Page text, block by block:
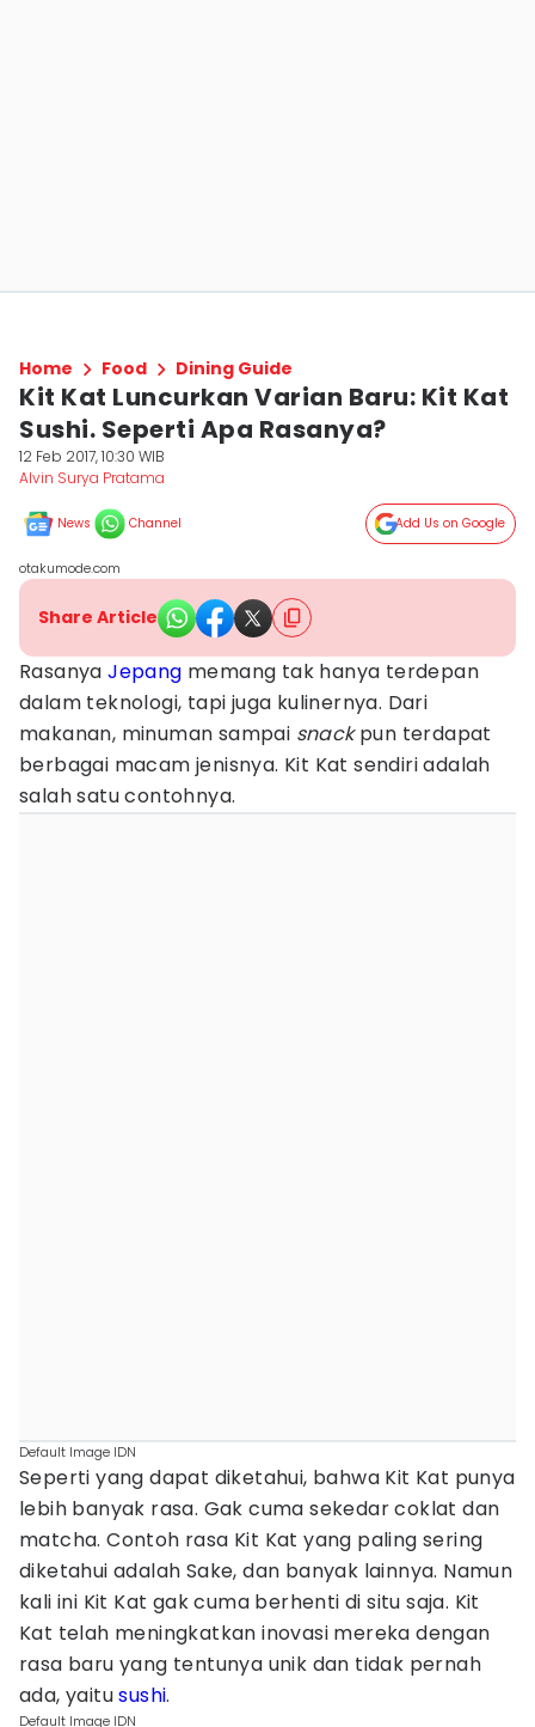
Home Food Dining Guide
Kit Kat Luncurkan Varian Baru: Kit Kat
Sushi. Seperti Apa Rasanya?
12 Feb 2017, 10:30 WIB
Alvin Surya Pratama
News Channel Add Us on Google
otakumode.com
Share Article
RasanyaJepang memang tak hanya terdepan
dalam teknologi, tapi juga kulinernya. Dari
makanan, minuman sampai snackpun terdapat
berbagai macam jenisnya. Kit Kat sendiri adalah
salah satu contohnya.
Default Image IDN
Seperti yang dapat diketahui, bahwa Kit Kat punya
lebih banyak rasa. Gak cuma sekedar coklat dan
matcha. Contoh rasa Kit Kat yang paling sering
diketahui adalah Sake, dan banyak lainnya. Namun
kali ini Kit Kat gak cuma berhenti di situ saja. Kit
Kat telah meningkatkan inovasi mereka dengan
rasa baru yang tentunya unik dan tidak pernah
ada, yaitusushi.
Default Image IDN